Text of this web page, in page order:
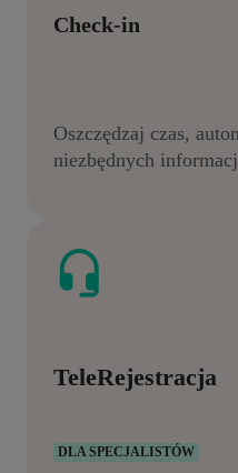
Check-in
Oszczędzaj czas,
niezbędnych
TeleRejestracja
DLA SPECJALISTÓW